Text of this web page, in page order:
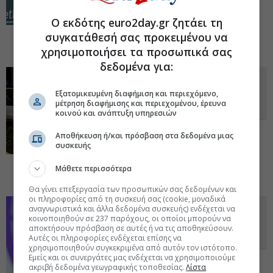
χρηματιστηριακή. Επανακαθορίζουν το
αναπτυξιακό μίγμα κυκλικά μέταλλα,
κρίσιμα μέταλλα και άμυνα.
26 Νοε 2025 - 09:41
τη Μοτοδυναμική η Eurobank
Equities
Σύσταση «αγορά» δίνει η χρηματιστηριακή
για τον τίτλο. Ποιες είναι οι εκτιμήσεις για
Η αποτίμηση και η σύγκριση με ομοειδείς
εταιρείες.
25 Νοε 2025 - 12:03
Eurobank Equities: Αυξάνει τον
πήχη στα €21 για τη μετοχή της
ΔΕΗ
Τα νέα δεδομένα μετά την Capital Markets
Ο εκδότης euro2day.gr ζητάει τη
συγκατάθεσή σας προκειμένου να
χρησιμοποιήσει τα προσωπικά σας
δεδομένα για:
Εξατομικευμένη διαφήμιση και περιεχόμενο,
μέτρηση διαφήμισης και περιεχομένου, έρευνα
κοινού και ανάπτυξη υπηρεσιών
Αποθήκευση ή/και πρόσβαση στα δεδομένα μιας
συσκευής
Μάθετε περισσότερα
Θα γίνει επεξεργασία των προσωπικών σας δεδομένων και
οι πληροφορίες από τη συσκευή σας (cookie, μοναδικά
αναγνωριστικά και άλλα δεδομένα συσκευής) ενδέχεται να
κοινοποιηθούν σε 237 παρόχους, οι οποίοι μπορούν να
αποκτήσουν πρόσβαση σε αυτές ή να τις αποθηκεύσουν.
Αυτές οι πληροφορίες ενδέχεται επίσης να
χρησιμοποιηθούν συγκεκριμένα από αυτόν τον ιστότοπο.
Εμείς και οι συνεργάτες μας ενδέχεται να χρησιμοποιούμε
ακριβή δεδομένα γεωγραφικής τοποθεσίας.Λίστα